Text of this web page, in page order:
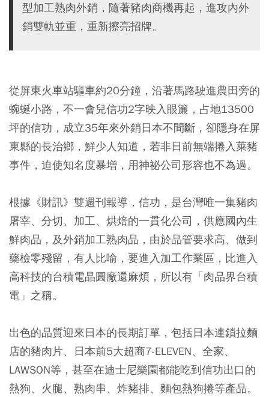
型加工熟肉外銷，隨著豬肉商機再起，進攻內外
銷雙軌並重，重新擦亮招牌。
從屏東火車站驅車約20分鐘，沿著馬路駛進農田旁的
蜿蜒小路，不一會兒信功2字映入眼簾，占地13500
坪的信功，成立35年來外銷日本不間斷，卻隱身在屏
東縣的長治鄉，鮮少人知道，若非日前無端捲入萊豬
事件，迫使知名度暴增，用神祕公司形容也不為過。
根據《財訊》雙週刊報導，信功，是台灣唯一集豬肉
屠宰、分切、加工、烘焙的一貫化公司，供應國內生
鮮肉品，及外銷加工熟肉品，由於品管要求高、做到
藥檢零殘留，有人比喻，要進入加工作業區，比進入
高科技的台積電晶圓廠還麻煩，所以有「肉品界台積
電」之稱。
出色的品質迎來日本的長期訂單，包括日本連鎖拉麵
店的豬肉片、日本前5大超商7-ELEVEN、全家、
LAWSON等，甚至在迪士尼樂園都能吃到信功出口的
熱狗、火腿、熟肉串、炸豬排、麵包熱狗捲等產品。